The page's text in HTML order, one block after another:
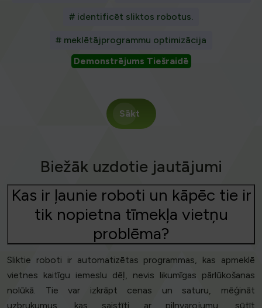
# identificēt sliktos robotus.
# meklētājprogrammu optimizācija
Demonstrējums Tiešraidē
Sākt
Biežāk uzdotie jautājumi
Kas ir ļaunie roboti un kāpēc tie ir
tik nopietna tīmekļa vietņu
problēma?
Sliktie roboti ir automatizētas programmas, kas apmeklē
vietnes kaitīgu iemeslu dēļ, nevis likumīgas pārlūkošanas
nolūkā. Tie var izkrāpt cenas un saturu, mēģināt
uzbrukumus, kas saistīti ar pilnvarojumu, sūtīt